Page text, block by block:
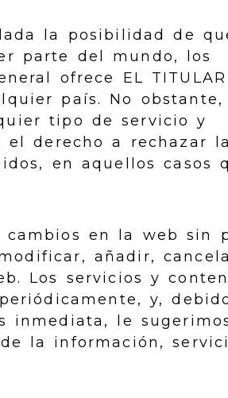
la posibilidad de
parte del mundo, los
ofrece EL
país. No obstante,
tipo de servicio y
el derecho a rechazar la
en aquellos casos
cambios en la web sin
añadir,
Los servicios y
y,
inmediata, le
la información,